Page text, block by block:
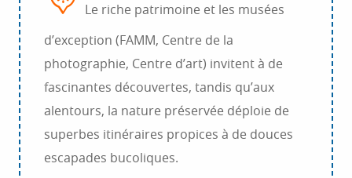
Le riche patrimoine et les musées
d’exception (FAMM, Centre de la
photographie, Centre d’art) invitent à de
fascinantes découvertes, tandis qu’aux
alentours, la nature préservée déploie de
superbes itinéraires propices à de douces
escapades bucoliques.